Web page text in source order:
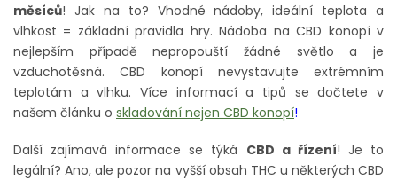
měsíců! Jak na to? Vhodné nádoby, ideální teplota a
vlhkost = základní pravidla hry. Nádoba na CBD konopí v
nejlepším případě nepropouští žádné světlo a je
vzduchotěsná. CBD konopí nevystavujte extrémním
teplotám a vlhku. Více informací a tipů se dočtete v
našem článku o skladování nejen CBD konopí!
Další zajímavá informace se týká CBD a řízení! Je to
legální? Ano, ale pozor na vyšší obsah THC u některých CBD